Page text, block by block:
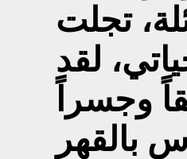
تجلت
لقد
وجسراً
بالقهر